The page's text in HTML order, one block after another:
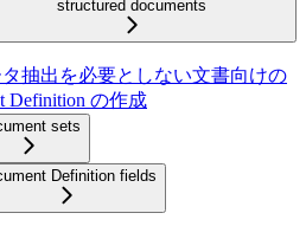
structured documents
抽出を必要としない文書向けの
Definition の作成
sets
Definition fields